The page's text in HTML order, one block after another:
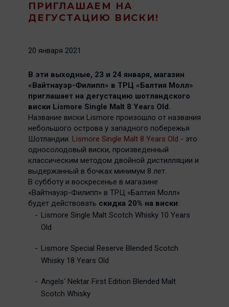
ПРИГЛАШАЕМ НА
ДЕГУСТАЦИЮ ВИСКИ!
20 января 2021
В эти выходные, 23 и 24 января, магазин
«Вайтнауэр-Филипп» в ТРЦ «Балтия Молл»
приглашает на дегустацию шотландского
виски Lismore Single Malt 8 Years Old.
Название виски Lismore произошло от названия
небольшого острова у западного побережья
Шотландии. Lismore Single Malt 8 Years Old - это
односолодовый виски, произведенный
классическим методом двойной дистилляции и
выдержанный в бочках минимум 8 лет.
В субботу и воскресенье в магазине
«Вайтнауэр-Филипп» в ТРЦ «Балтия Молл»
будет действовать скидка 20% на виски:
Lismore Single Malt Scotch Whisky 10 Years
Old
Lismore Special Reserve Blended Scotch
Whisky 18 Years Old
Angels' Nektar First Edition Blended Malt
Scotch Whisky